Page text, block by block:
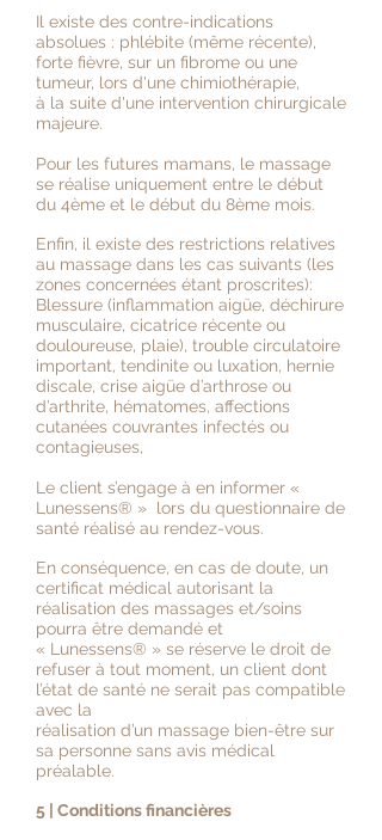
Il existe des contre-indications
absolues : phlébite (même récente),
forte fièvre, sur un fibrome ou une
tumeur, lors d'une chimiothérapie,
à la suite d'une intervention chirurgicale
majeure.
Pour les futures mamans, le massage
se réalise uniquement entre le début
du 4ème et le début du 8ème mois.
Enfin, il existe des restrictions relatives
au massage dans les cas suivants (les
zones concernées étant proscrites):
Blessure (inflammation aigüe, déchirure
musculaire, cicatrice récente ou
douloureuse, plaie), trouble circulatoire
important, tendinite ou luxation, hernie
discale, crise aigüe d’arthrose ou
d’arthrite, hématomes, affections
cutanées couvrantes infectés ou
contagieuses,
Le client s’engage à en informer «
Lunessens® » lors du questionnaire de
santé réalisé au rendez-vous.
En conséquence, en cas de doute, un
certificat médical autorisant la
réalisation des massages et/soins
pourra être demandé et
« Lunessens® » se réserve le droit de
refuser à tout moment, un client dont
l’état de santé ne serait pas compatible
avec la
réalisation d’un massage bien-être sur
sa personne sans avis médical
préalable.
5 | Conditions financières